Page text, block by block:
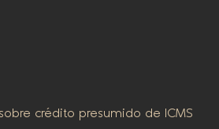
crédito presumido de ICMS